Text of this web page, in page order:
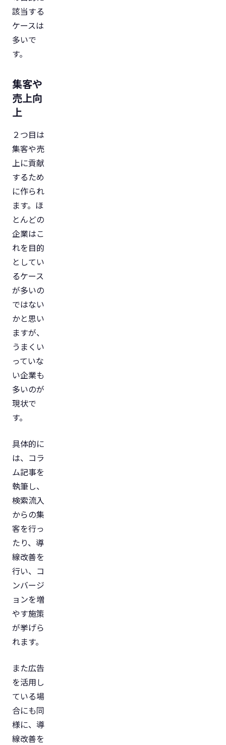
該当する
ケースは
多いで
す。
集客や
売上向
上
２つ目は
集客や売
上に貢献
するため
に作られ
ます。ほ
とんどの
企業はこ
れを目的
としてい
るケース
が多いの
ではない
かと思い
ますが、
うまくい
っていな
い企業も
多いのが
現状で
す。
具体的に
は、コラ
ム記事を
執筆し、
検索流入
からの集
客を行っ
たり、導
線改善を
行い、コ
ンバージ
ョンを増
やす施策
が挙げら
れます。
また広告
を活用し
ている場
合にも同
様に、導
線改善を